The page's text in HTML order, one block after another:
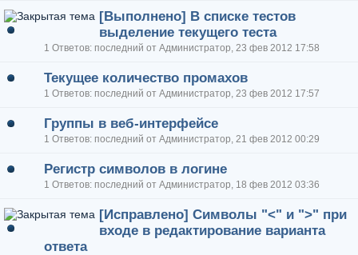
[Выполнено] В списке тестов
выделение текущего теста
1 Ответов: последний от Администратор, 23 фев 2012 17:58
Текущее количество промахов
1 Ответов: последний от Администратор, 23 фев 2012 17:57
Группы в веб-интерфейсе
1 Ответов: последний от Администратор, 21 фев 2012 00:29
Регистр символов в логине
1 Ответов: последний от Администратор, 18 фев 2012 03:36
[Исправлено] Символы "<" и ">" при
входе в редактирование варианта
ответа